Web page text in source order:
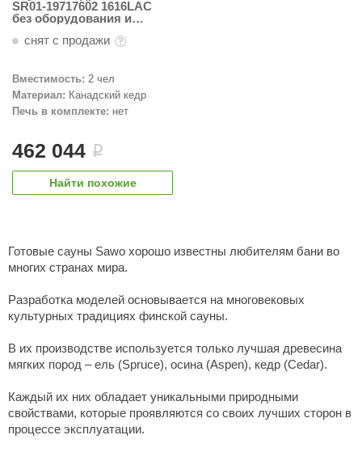
печи
тепла
камень
камень
SR01-19717602 1616LAC
без оборудования и
кедр)
снят с продажи
Вместимость: 2 чел
Материал: Канадский кедр
Печь в комплекте: нет
462 044 i
Найти похожие
Готовые сауны Sawo хорошо известны любителям бани во
многих странах мира.
Разработка моделей основывается на многовековых
культурных традициях финской сауны.
В их производстве используется только лучшая древесина
мягких пород – ель (Spruce), осина (Aspen), кедр (Cedar).
Каждый их них обладает уникальными природными
свойствами, которые проявляются со своих лучших сторон в
процессе эксплуатации.